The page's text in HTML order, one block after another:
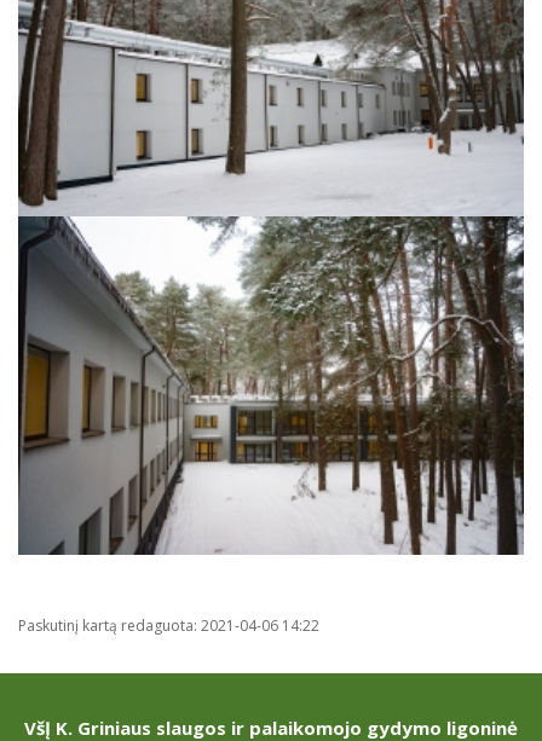
Paskutinį kartą redaguota: 2021-04-06 14:22
VšĮ K. Griniaus slaugos ir palaikomojo gydymo ligoninė